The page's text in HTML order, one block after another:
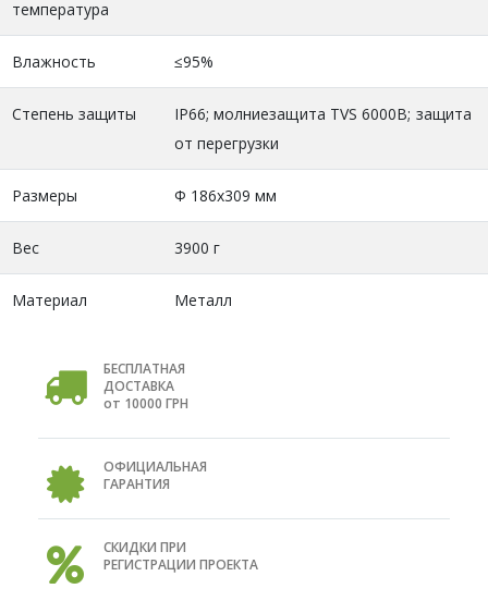
температура
Влажность ≤95%
Степень защиты
IP66; молниезащита ТVS 6000В; защита
от перегрузки
Размеры Ф 186х309 мм
Вес 3900 г
Материал Металл
БЕСПЛАТНАЯ
ДОСТАВКА
от 10000 ГРН
ОФИЦИАЛЬНАЯ
ГАРАНТИЯ
СКИДКИ ПРИ
РЕГИСТРАЦИИ ПРОЕКТА